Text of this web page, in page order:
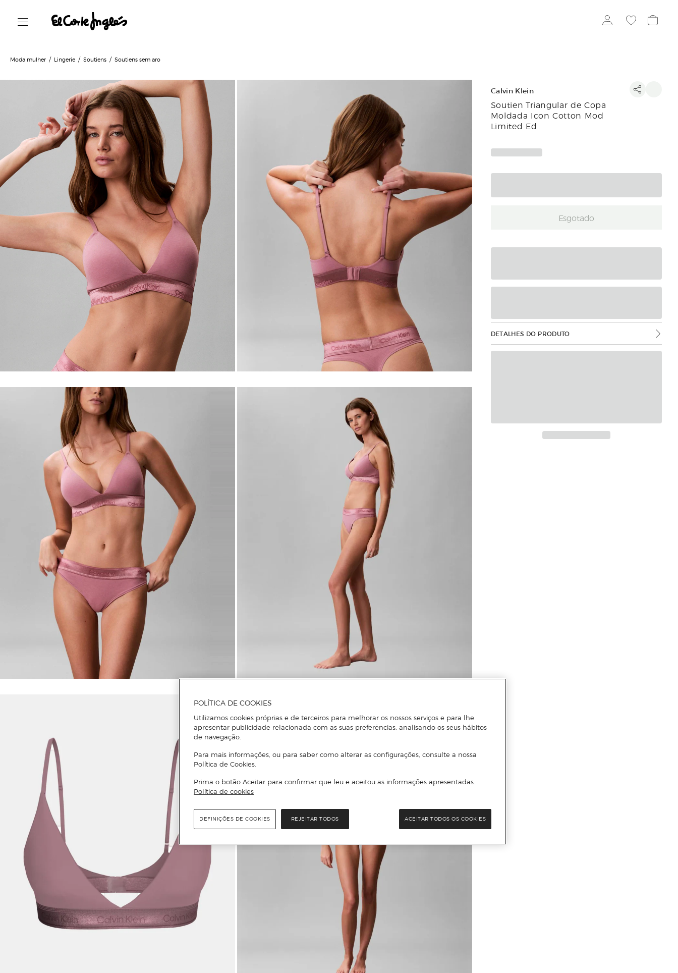
Moda mulher Lingerie Soutiens Soutiens sem aro
Calvin Klein
Soutien Triangular de Copa
Moldada Icon Cotton Mod
Limited Ed
Esgotado
DETALHES DO PRODUTO
POLÍTICA DE COOKIES
Utilizamos cookies próprias e de terceiros para melhorar os nossos serviços e para lhe
apresentar publicidade relacionada com as suas preferências, analisando os seus hábitos
de navegação.
Para mais informações, ou para saber como alterar as configurações, consulte a nossa
Política de Cookies.
Prima o botão Aceitar para confirmar que leu e aceitou as informações apresentadas.
Política de cookies
REJEITAR TODOS ACEITAR TODOS OS COOKIES
DEFINIÇÕES DE COOKIES